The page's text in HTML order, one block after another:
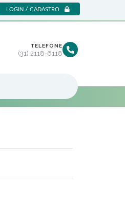
LOGIN / CADASTRO
TELEFONE
(31) 2118-6118